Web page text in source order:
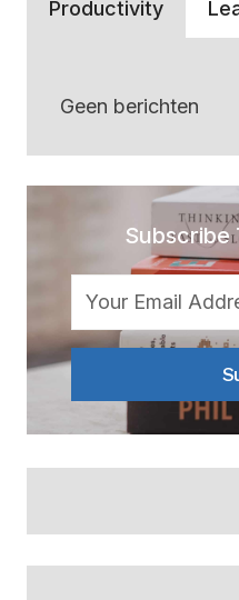
Productivity
Geen berichten
Subscribe